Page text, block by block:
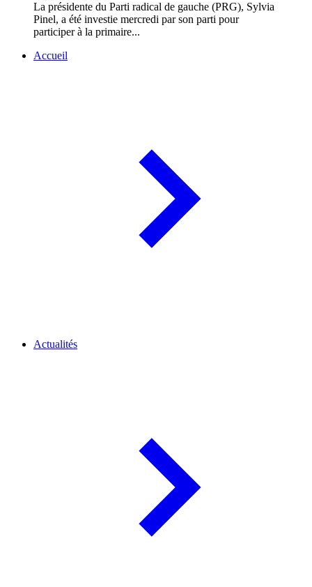
La présidente du Parti radical de gauche (PRG), Sylvia
Pinel, a été investie mercredi par son parti pour
participer à la primaire...
Accueil
Actualités